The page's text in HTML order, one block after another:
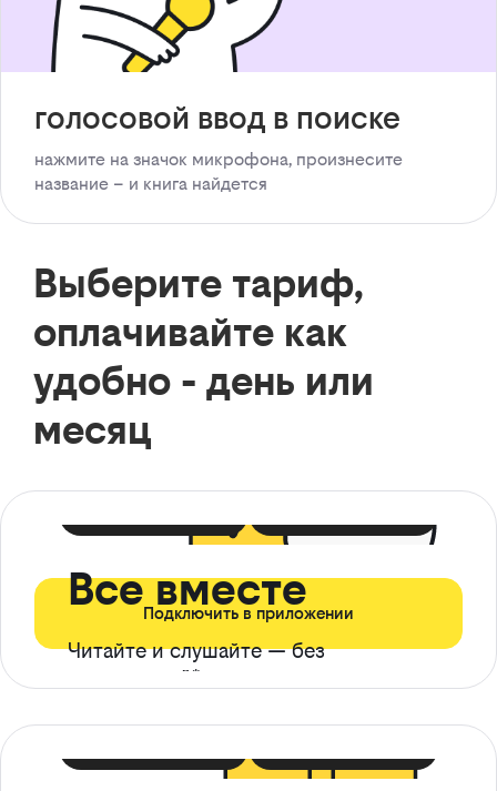
голосовой ввод в поиске
нажмите на значок микрофона, произнесите
название – и книга найдется
Выберите тариф,
оплачивайте как
удобно - день или
месяц
Все вместе
Читайте и слушайте — без
ограничений*
Подключить в приложении